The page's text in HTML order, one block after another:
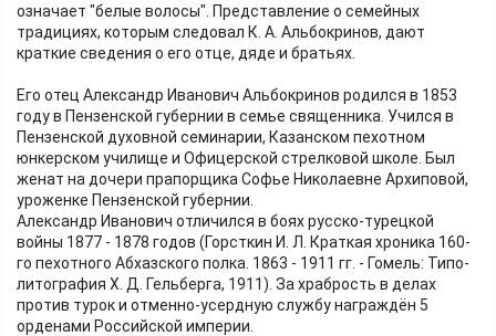
означает "белые волосы". Представление о семейных
традициях, которым следовал К. А. Альбокринов, дают
краткие сведения о его отце, дяде и братьях.
Его отец Александр Иванович Альбокринов родился в 1853
году в Пензенской губернии в семье священника. Учился в
Пензенской духовной семинарии, Казанском пехотном
юнкерском училище и Офицерской стрелковой школе. Был
женат на дочери прапорщика Софье Николаевне Архиповой,
уроженке Пензенской губернии.
Александр Иванович отличился в боях русско-турецкой
войны 1877 - 1878 годов (Горсткин И. Л. Краткая хроника 160-
го пехотного Абхазского полка. 1863 - 1911 гг. - Гомель: Типо-
литография Х. Д. Гельберга, 1911). За храбрость в делах
против турок и отменно-усердную службу награждён 5
орденами Российской империи.